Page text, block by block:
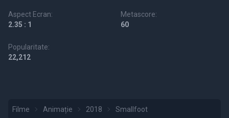
Aspect Ecran:
2.35 : 1
Metascore:
60
Popularitate:
22,212
Filme Animație 2018 Smallfoot